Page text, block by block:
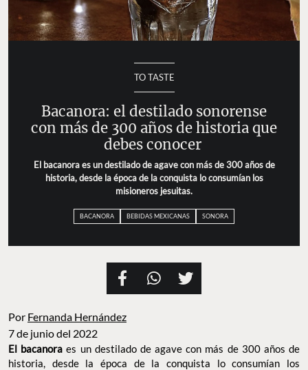
TO TASTE
Bacanora: el destilado sonorense
con más de 300 años de historia que
debes conocer
El bacanora es un destilado de agave con más de 300 años de
historia, desde la época de la conquista lo consumían los
misioneros jesuitas.
BACANORA BEBIDAS MEXICANAS SONORA
Por Fernanda Hernández
7 de junio del 2022
El bacanoraes un destilado de agave con más de 300 años de
historia, desde la época de la conquista lo consumían los